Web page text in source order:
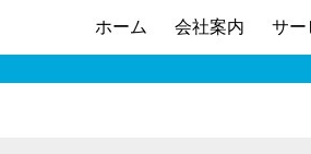
ホーム 会社案内 サー